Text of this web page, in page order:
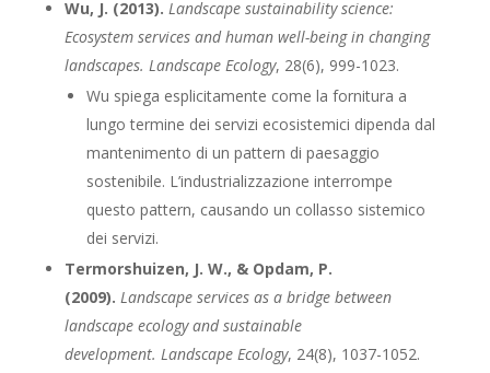
Wu, J. (2013). Landscape sustainability science:
Ecosystem services and human well-being in changing
landscapes. Landscape Ecology, 28(6), 999-1023.
Wu spiega esplicitamente come la fornitura a
lungo termine dei servizi ecosistemici dipenda dal
mantenimento di un pattern di paesaggio
sostenibile. L’industrializzazione interrompe
questo pattern, causando un collasso sistemico
dei servizi.
Termorshuizen, J. W., & Opdam, P.
(2009). Landscape services as a bridge between
landscape ecology and sustainable
development. Landscape Ecology, 24(8), 1037-1052.